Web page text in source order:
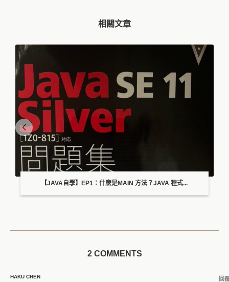
相關文章
【JAVA自學】EP1：什麼是MAIN 方法？JAVA 程式...
2 COMMENTS
HAKU CHEN 回